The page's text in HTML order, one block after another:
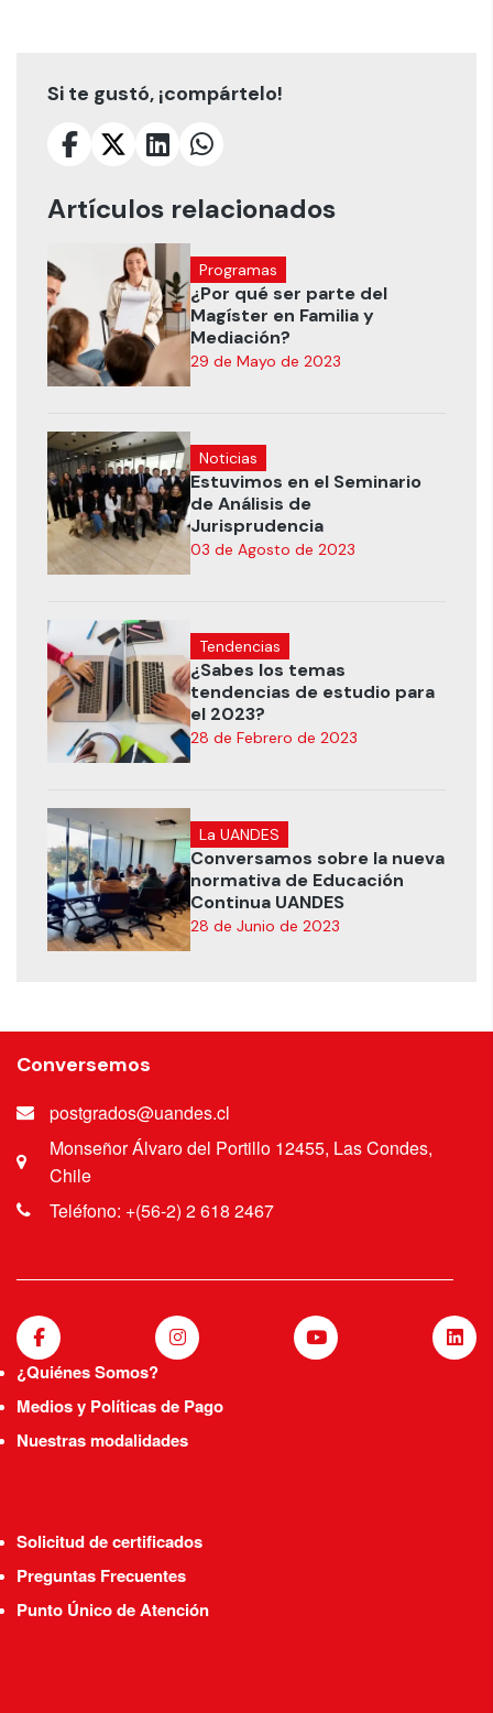
Si te gustó, ¡compártelo!
Artículos relacionados
Programas
¿Por qué ser parte del
Magíster en Familia y
Mediación?
29 de Mayo de 2023
Noticias
Estuvimos en el Seminario
de Análisis de
Jurisprudencia
03 de Agosto de 2023
Tendencias
¿Sabes los temas
tendencias de estudio para
el 2023?
28 de Febrero de 2023
La UANDES
Conversamos sobre la nueva
normativa de Educación
Continua UANDES
28 de Junio de 2023
Conversemos
postgrados@uandes.cl
Monseñor Álvaro del Portillo 12455, Las Condes,
Chile
Teléfono: +(56-2) 2 618 2467
¿Quiénes Somos?
Medios y Políticas de Pago
Nuestras modalidades
Solicitud de certificados
Preguntas Frecuentes
Punto Único de Atención